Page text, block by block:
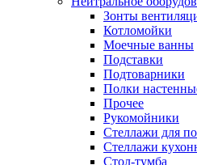
Зонты
Котломойки
Моечные ванны
Подставки
Подтоварники
Полки
Прочее
Рукомойники
Стеллажи для
Стеллажи
Стол-тумба